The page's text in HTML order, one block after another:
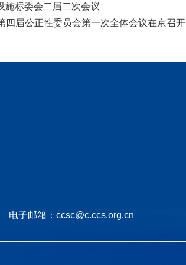
施标委会二届二次会议
四届公正性委员会第一次全体会议在京召开
电子邮箱：ccsc@c.ccs.org.cn